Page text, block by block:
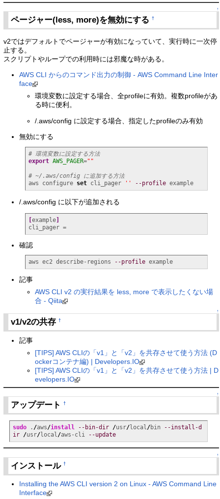
↑
ページャー(less, more)を無効にする†
v2ではデフォルトでページャーが有効になっていて、実行時に一次停
止する。
スクリプトやループでの利用時には邪魔な時がある。
AWS CLI からのコマンド出力の制御 - AWS Command Line Inter
face
環境変数に設定する場合、全profileに有効。複数profileがあ
る時に便利。
/.aws/config に設定する場合、指定したprofileのみ有効
無効にする
# 環境変数に設定する方法
export AWS_PAGER=""
# ~/.aws/config に追加する方法
aws configure set cli_pager '' --profile example
/.aws/config に以下が追加される
example]
cli_pager =
確認
aws ec2 describe-regions --profile example
記事
AWS CLI v2 の実行結果を less, more で表示したくない場
合 - Qiita
↑
v1/v2の共存†
記事
[TIPS] AWS CLIの「v1」と「v2」を共存させて使う方法 (D
ockerコンテナ編) | Developers.IO
[TIPS] AWS CLIの「v1」と「v2」を共存させて使う方法 | D
evelopers.IO
↑
アップデート†
sudo . /aws/install --bin-dir /usr/local/bin
--install-d
ir /usr/local/aws-cli --update
↑
インストール†
Installing the AWS CLI version 2 on Linux - AWS Command Line
Interface